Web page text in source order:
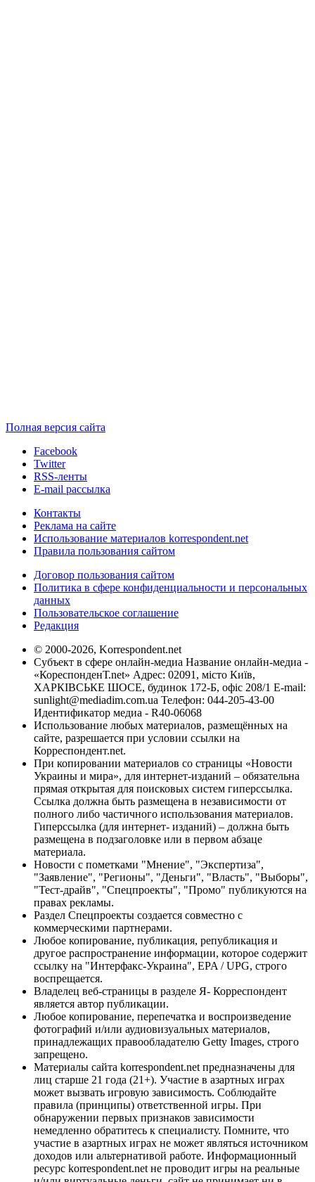
Полная версия сайта
Facebook
Twitter
RSS-ленты
E-mail рассылка
Контакты
Реклама на сайте
Использование материалов korrespondent.net
Правила пользования сайтом
Договор пользования сайтом
Политика в сфере конфиденциальности и персональных
данных
Пользовательское соглашение
Редакция
© 2000-2026, Korrespondent.net
Субъект в сфере онлайн-медиа Название онлайн-медиа -
«КореспонденТ.net» Адрес: 02091, місто Київ,
ХАРКІВСЬКЕ ШОСЕ, будинок 172-Б, офіс 208/1 E-mail:
sunlight@mediadim.com.ua Телефон: 044-205-43-00
Идентификатор медиа - R40-06068
Использование любых материалов, размещённых на
сайте, разрешается при условии ссылки на
Корреспондент.net.
При копировании материалов со страницы «Новости
Украины и мира», для интернет-изданий – обязательна
прямая открытая для поисковых систем гиперссылка.
Ссылка должна быть размещена в независимости от
полного либо частичного использования материалов.
Гиперссылка (для интернет- изданий) – должна быть
размещена в подзаголовке или в первом абзаце
материала.
Новости с пометками "Мнение", "Экспертиза",
"Заявление", "Регионы", "Деньги", "Власть", "Выборы",
"Тест-драйв", "Спецпроекты", "Промо" публикуются на
правах рекламы.
Раздел Спецпроекты создается совместно с
коммерческими партнерами.
Любое копирование, публикация, републикация и
другое распространение информации, которое содержит
ссылку на "Интерфакс-Украина", EPA / UPG, строго
воспрещается.
Владелец веб-страницы в разделе Я- Корреспондент
является автор публикации.
Любое копирование, перепечатка и воспроизведение
фотографий и/или аудиовизуальных материалов,
принадлежащих правообладателю Getty Images, строго
запрещено.
Материалы сайта korrespondent.net предназначены для
лиц старше 21 года (21+). Участие в азартных играх
может вызвать игровую зависимость. Соблюдайте
правила (принципы) ответственной игры. При
обнаружении первых признаков зависимости
немедленно обратитесь к специалисту. Помните, что
участие в азартных играх не может являться источником
доходов или альтернативой работе. Информационный
ресурс korrespondent.net не проводит игры на реальные